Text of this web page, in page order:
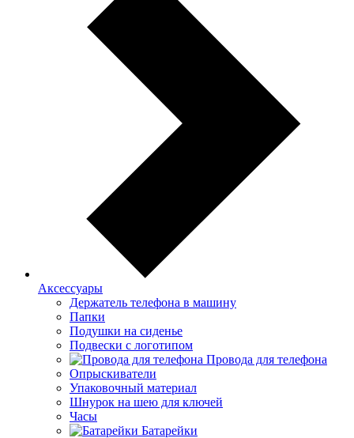
Аксессуары
Держатель телефона в машину
Папки
Подушки на сиденье
Подвески с логотипом
Провода для телефона
Опрыскиватели
Упаковочный материал
Шнурок на шею для ключей
Часы
Батарейки